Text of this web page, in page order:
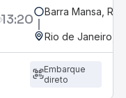
13:20 Barra Mansa, RJ
Rio de Janeiro,
Embarque
direto